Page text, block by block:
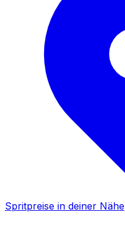
Spritpreise in deiner Nähe